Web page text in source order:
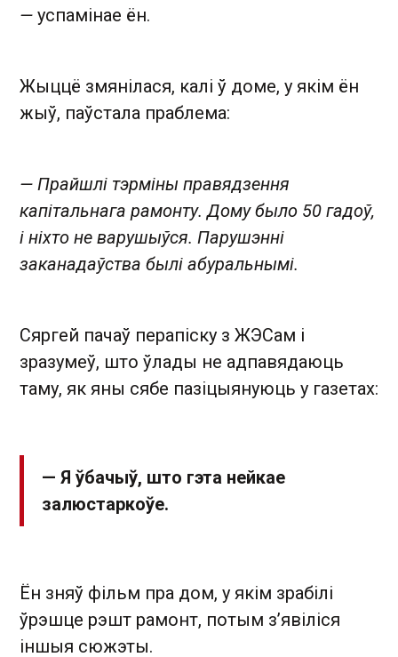
— успамінае ён.
Жыццё змянілася, калі ў доме, у якім ён
жыў, паўстала праблема:
— Прайшлі тэрміны правядзення
капітальнага рамонту. Дому было 50 гадоў,
і ніхто не варушыўся. Парушэнні
заканадаўства былі абуральнымі.
Сяргей пачаў перапіску з ЖЭСам і
зразумеў, што ўлады не адпавядаюць
таму, як яны сябе пазіцыянуюць у газетах:
— Я ўбачыў, што гэта нейкае
залюстаркоўе.
Ён зняў фільм пра дом, у якім зрабілі
ўрэшце рэшт рамонт, потым з’явіліся
іншыя сюжэты.